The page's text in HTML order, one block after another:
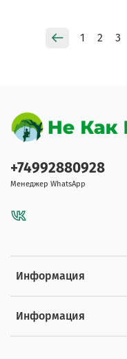
1 2 3
Информация
Информация
+74992880928
Менеджер WhatsApp